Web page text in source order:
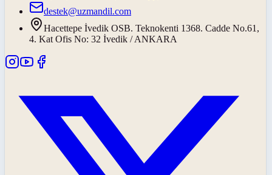
destek@uzmandil.com
Hacettepe İvedik OSB. Teknokenti 1368. Cadde No.61,
4. Kat Ofis No: 32 İvedik / ANKARA